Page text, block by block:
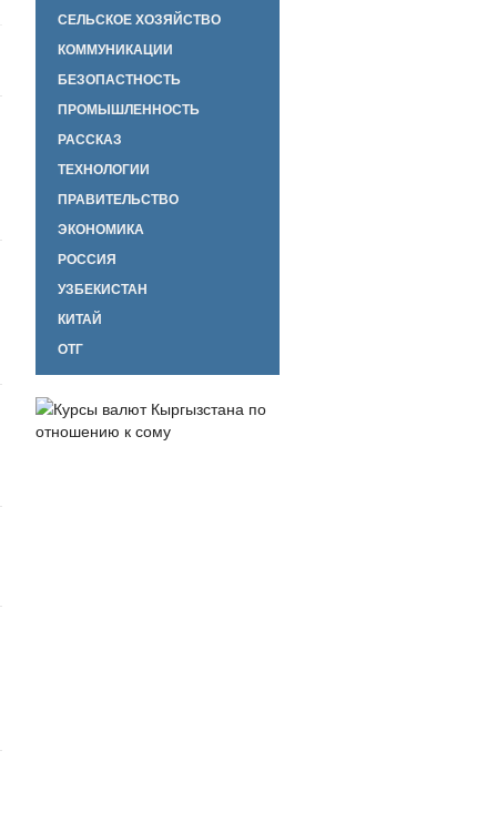
СЕЛЬСКОЕ ХОЗЯЙСТВО
КОММУНИКАЦИИ
БЕЗОПАСТНОСТЬ
ПРОМЫШЛЕННОСТЬ
РАССКАЗ
ТЕХНОЛОГИИ
ПРАВИТЕЛЬСТВО
ЭКОНОМИКА
РОССИЯ
УЗБЕКИСТАН
КИТАЙ
ОТГ